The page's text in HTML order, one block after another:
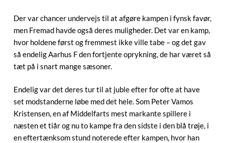
Der var chancer undervejs til at afgøre kampen i fynsk favør,
men Fremad havde også deres muligheder. Det var en kamp,
hvor holdene først og fremmest ikke ville tabe – og det gav
så endelig Aarhus F den fortjente oprykning, de har været så
tæt på i snart mange sæsoner.
Endelig var det deres tur til at juble efter for ofte at have
set modstanderne løbe med det hele. Som Peter Vamos
Kristensen, en af Middelfarts mest markante spillere i
næsten et tiår og nu to kampe fra den sidste i den blå trøje, i
en eftertænksom stund noterede efter kampen, hvor han